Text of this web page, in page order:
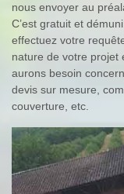
nous envoyer au
C’est gratuit et
effectuez votre
nature de votre projet
aurons besoin
devis sur mesure,
couverture, etc.